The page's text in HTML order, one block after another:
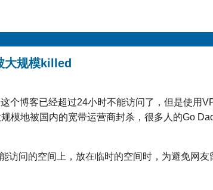
大规模killed
个博客已经超过24小时不能访问了，但是使用V
模地被国内的宽带运营商封杀，很多人的Go
访问的空间上，放在临时的空间时，为避免网友